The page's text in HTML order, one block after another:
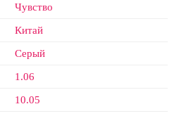
Чувство
Китай
Серый
1.06
10.05